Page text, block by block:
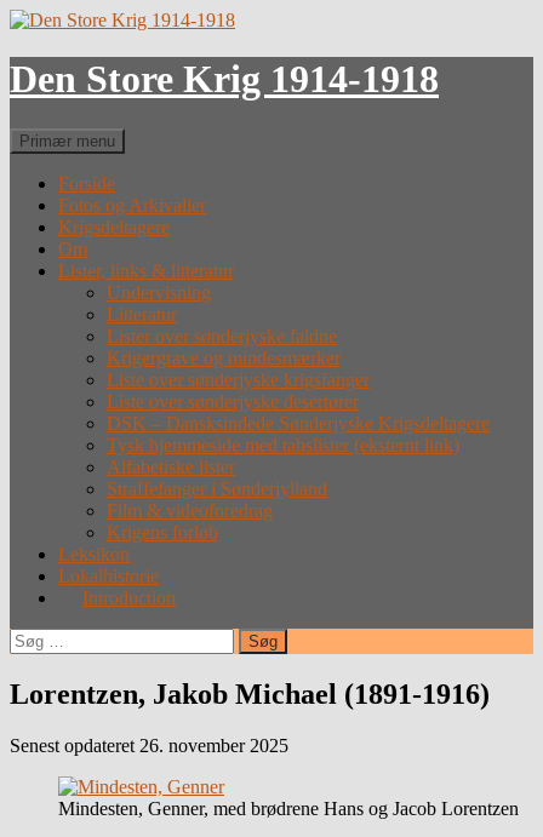
Hop
indhold
Den Store Krig 1914-1918
Søg
Primær menu
Forside
Fotos og Arkivalier
Krigsdeltagere
Om
Lister, links & litteratur
Undervisning
Litteratur
Lister over sønderjyske faldne
Krigergrave og mindesmærker
Liste over sønderjyske krigsfanger
Liste over sønderjyske desertører
DSK – Dansksindede Sønderjyske Krigsdeltagere
Tysk hjemmeside med tabslister (eksternt link)
Alfabetiske lister
Straffefanger i Sønderjylland
Film & videoforedrag
Krigens forløb
Leksikon
Lokalhistorie
Introduction
Søg
efter:
Lorentzen, Jakob Michael (1891-1916)
Senest opdateret 26. november 2025
Mindesten, Genner, med brødrene Hans og Jacob Lorentzen